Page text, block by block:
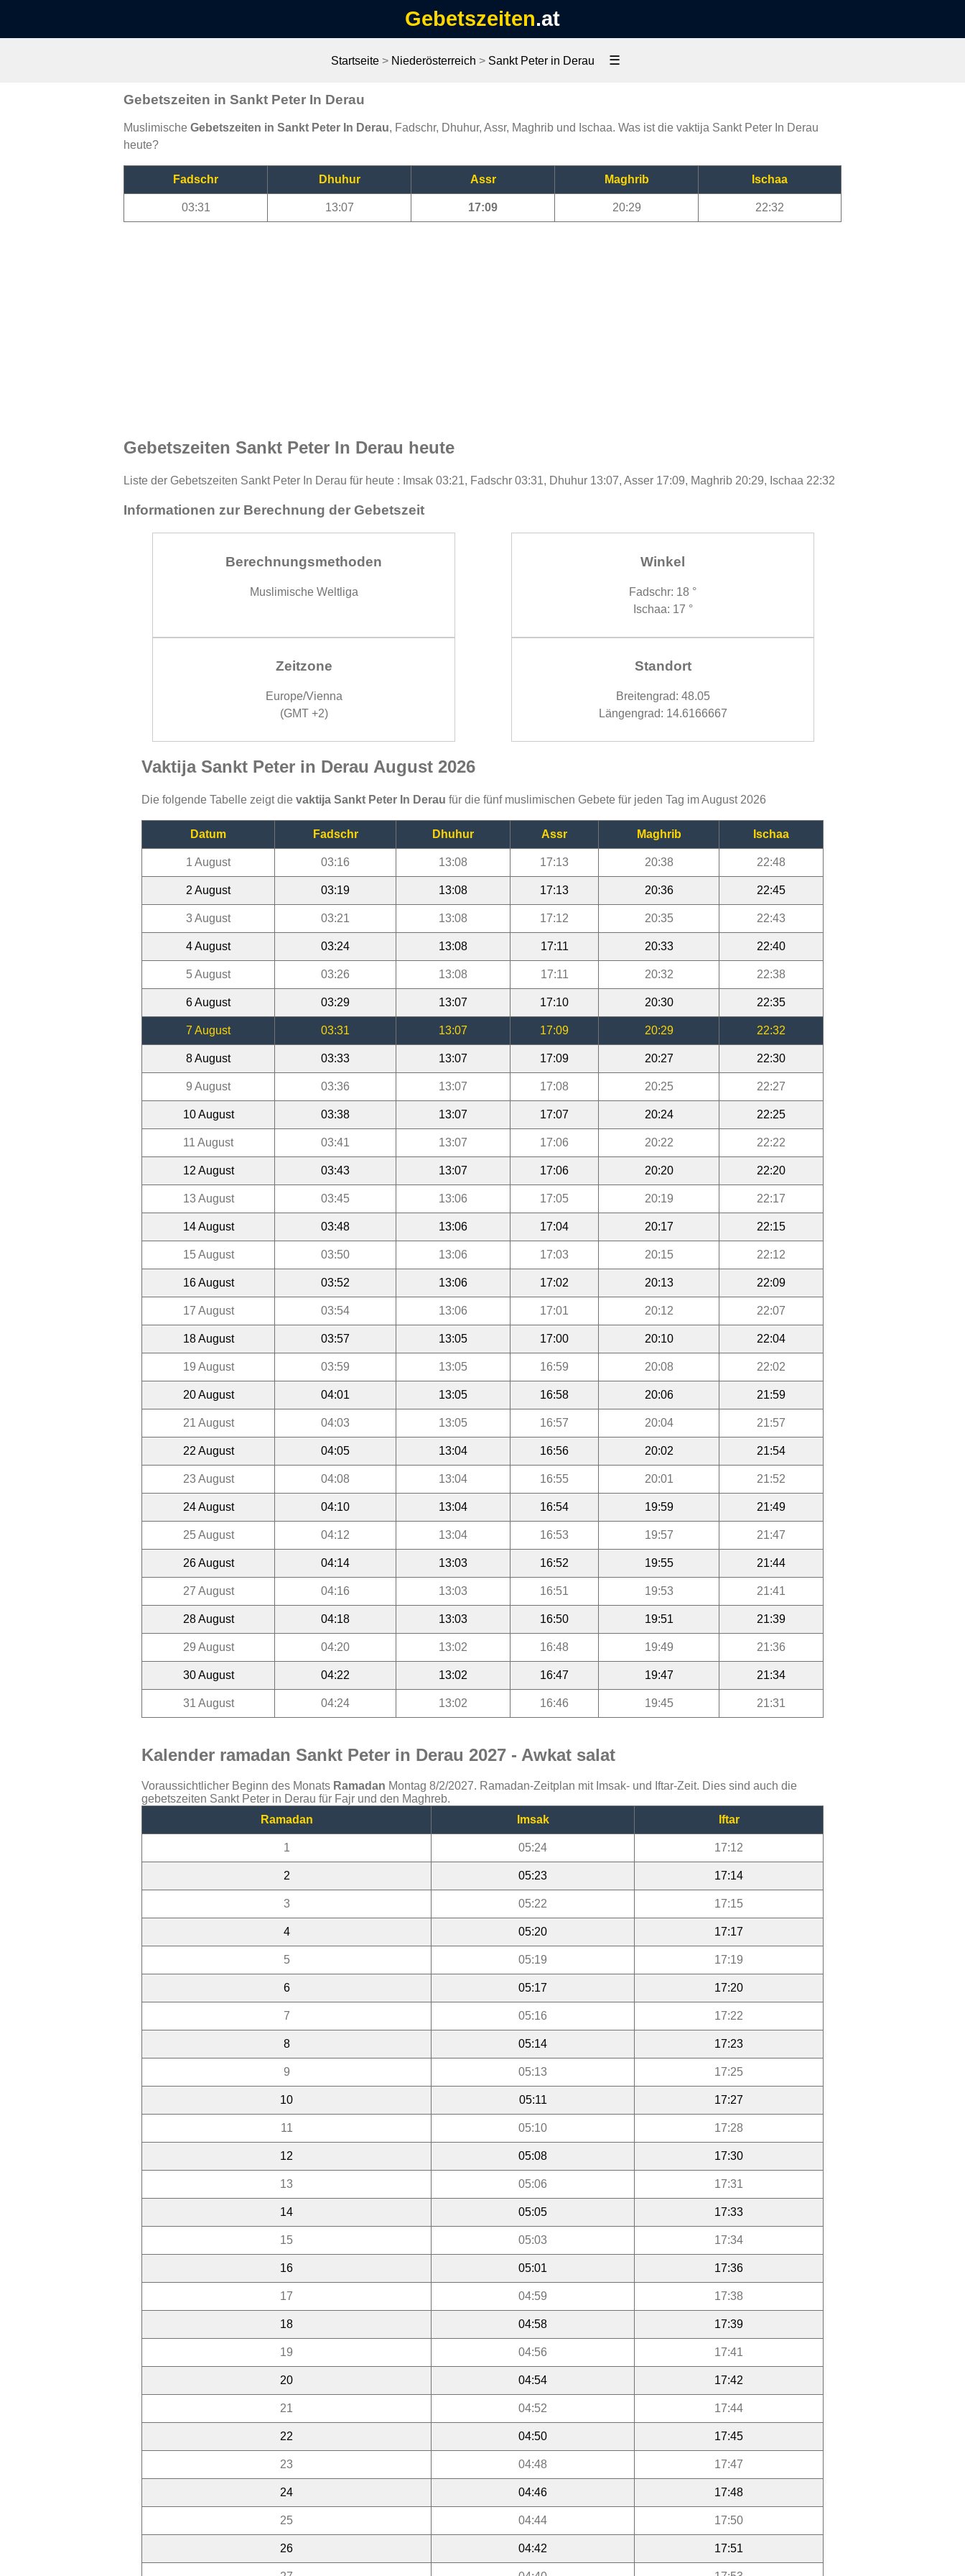
Gebetszeiten.at
Startseite> Niederösterreich > Sankt Peter in Derau ☰
Gebetszeiten in Sankt Peter In Derau
Muslimische Gebetszeiten in Sankt Peter In Derau, Fadschr, Dhuhur, Assr, Maghrib und Ischaa. Was ist die vaktija Sankt Peter In Derau
heute?
Fadschr Dhuhur Assr Maghrib Ischaa
03:31 13:07 17:09 20:29 22:32
Gebetszeiten Sankt Peter In Derau heute
Liste der Gebetszeiten Sankt Peter In Derau für heute : Imsak 03:21, Fadschr 03:31, Dhuhur 13:07, Asser 17:09, Maghrib 20:29, Ischaa 22:32
Informationen zur Berechnung der Gebetszeit
Berechnungsmethoden
Muslimische Weltliga
Winkel
Fadschr: 18 °
Ischaa: 17 °
Zeitzone
Europe/Vienna
(GMT +2)
Standort
Breitengrad: 48.05
Längengrad: 14.6166667
Vaktija Sankt Peter in Derau August 2026
Die folgende Tabelle zeigt die vaktija Sankt Peter In Derau für die fünf muslimischen Gebete für jeden Tag im August 2026
Datum Fadschr Dhuhur Assr Maghrib Ischaa
1 August 03:16 13:08 17:13 20:38 22:48
2 August 03:19 13:08 17:13 20:36 22:45
3 August 03:21 13:08 17:12 20:35 22:43
4 August 03:24 13:08 17:11 20:33 22:40
5 August 03:26 13:08 17:11 20:32 22:38
6 August 03:29 13:07 17:10 20:30 22:35
7 August 03:31 13:07 17:09 20:29 22:32
8 August 03:33 13:07 17:09 20:27 22:30
9 August 03:36 13:07 17:08 20:25 22:27
10 August 03:38 13:07 17:07 20:24 22:25
11 August 03:41 13:07 17:06 20:22 22:22
12 August 03:43 13:07 17:06 20:20 22:20
13 August 03:45 13:06 17:05 20:19 22:17
14 August 03:48 13:06 17:04 20:17 22:15
15 August 03:50 13:06 17:03 20:15 22:12
16 August 03:52 13:06 17:02 20:13 22:09
17 August 03:54 13:06 17:01 20:12 22:07
18 August 03:57 13:05 17:00 20:10 22:04
19 August 03:59 13:05 16:59 20:08 22:02
20 August 04:01 13:05 16:58 20:06 21:59
21 August 04:03 13:05 16:57 20:04 21:57
22 August 04:05 13:04 16:56 20:02 21:54
23 August 04:08 13:04 16:55 20:01 21:52
24 August 04:10 13:04 16:54 19:59 21:49
25 August 04:12 13:04 16:53 19:57 21:47
26 August 04:14 13:03 16:52 19:55 21:44
27 August 04:16 13:03 16:51 19:53 21:41
28 August 04:18 13:03 16:50 19:51 21:39
29 August 04:20 13:02 16:48 19:49 21:36
30 August 04:22 13:02 16:47 19:47 21:34
31 August 04:24 13:02 16:46 19:45 21:31
Kalender ramadan Sankt Peter in Derau 2027 - Awkat salat
Voraussichtlicher Beginn des Monats Ramadan Montag 8/2/2027. Ramadan-Zeitplan mit Imsak- und Iftar-Zeit. Dies sind auch die
gebetszeiten Sankt Peter in Derau für Fajr und den Maghreb.
Ramadan
Imsak Iftar
1 05:24 17:12
2 05:23 17:14
3 05:22 17:15
4 05:20 17:17
5 05:19 17:19
6 05:17 17:20
7 05:16 17:22
8 05:14 17:23
9 05:13 17:25
10 05:11 17:27
11 05:10 17:28
12 05:08 17:30
13 05:06 17:31
14 05:05 17:33
15 05:03 17:34
16 05:01 17:36
17 04:59 17:38
18 04:58 17:39
19 04:56 17:41
20 04:54 17:42
21 04:52 17:44
22 04:50 17:45
23 04:48 17:47
24 04:46 17:48
25 04:44 17:50
26 04:42 17:51